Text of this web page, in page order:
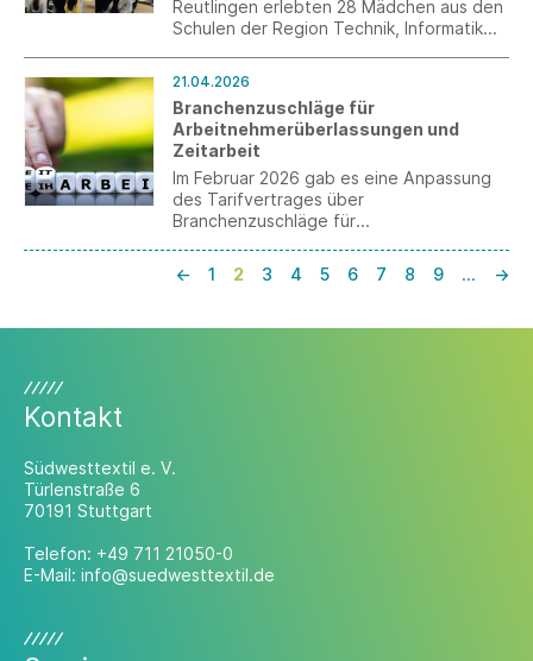
Reutlingen erlebten 28 Mädchen aus den
Schulen der Region Technik, Informatik
21.04.2026
Branchenzuschläge für
Arbeitnehmerüberlassungen und
Zeitarbeit
Im Februar 2026 gab es eine Anpassung
des Tarifvertrages über
Branchenzuschläge für
und Elektroindustrie. Danach wurde die
Deckelungsregelung in § 2 Abs. 5 TV BZ
in der 5. Zuschlagsstufe gesenkt.
← 1 2 3 4 5 6 7 8 9 … →
Kontakt
Südwesttextil e. V.
Türlenstraße 6
70191 Stuttgart
Telefon: +49 711 21050-0
E-Mail: info@suedwesttextil.de